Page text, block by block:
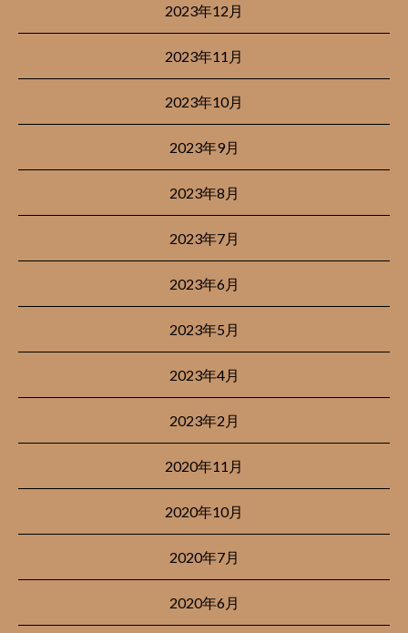
2023年12月
2023年11月
2023年10月
2023年9月
2023年8月
2023年7月
2023年6月
2023年5月
2023年4月
2023年2月
2020年11月
2020年10月
2020年7月
2020年6月